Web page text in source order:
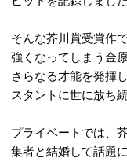
そんな芥川賞受賞作
強くなってしまう金
さらなる才能を発揮
スタントに世に放ち
プライベートでは、
集者と結婚して話題